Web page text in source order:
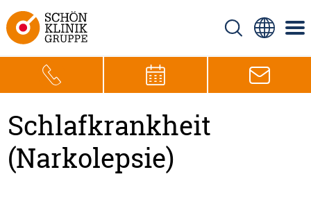
Schlafkrankheit
(Narkolepsie)